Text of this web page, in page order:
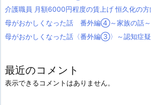
介護職員 月額6000円程度の賃上げ 恒久化の
母がおかしくなった話 番外編④～家族の話～
母がおかしくなった話〈番外編③〉～認知症疑
最近のコメント
表示できるコメントはありません。